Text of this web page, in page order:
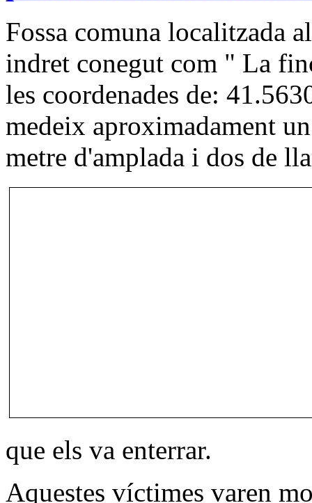
Fossa comuna localitzada
indret conegut com " La
les coordenades de:
medeix aproximadament
metre d'amplada i dos de
que els va enterrar.
Aquestes víctimes varen